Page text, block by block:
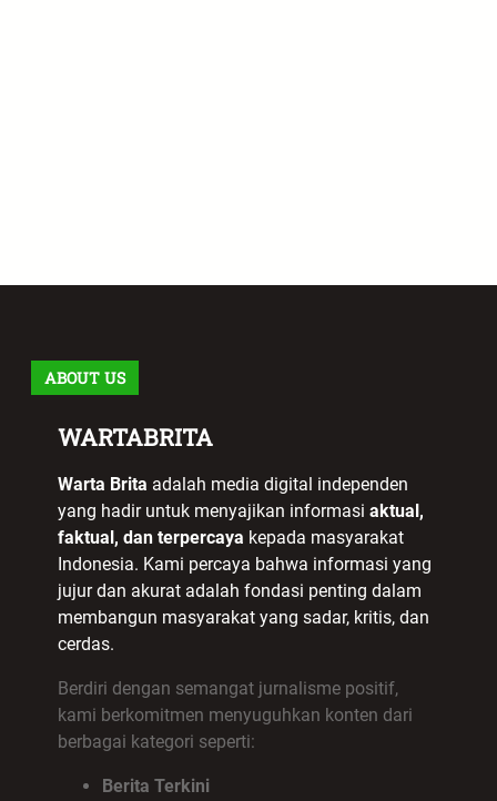
ABOUT US
WARTABRITA
Warta Brita adalah media digital independen
yang hadir untuk menyajikan informasi aktual,
faktual, dan terpercaya kepada masyarakat
Indonesia. Kami percaya bahwa informasi yang
jujur dan akurat adalah fondasi penting dalam
membangun masyarakat yang sadar, kritis, dan
cerdas.
Berdiri dengan semangat jurnalisme positif,
kami berkomitmen menyuguhkan konten dari
berbagai kategori seperti:
Berita Terkini